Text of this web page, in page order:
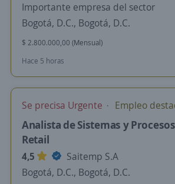
Importante empresa del sector
Bogotá, D.C., Bogotá, D.C.
$ 2.800.000,00 (Mensual)
Hace 5 horas
Se precisa Urgente Empleo
Analista de Sistemas y
Retail
4,5
Saitemp S.A
Bogotá, D.C., Bogotá, D.C.